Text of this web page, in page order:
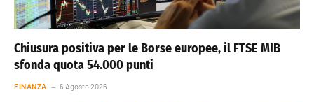
Chiusura positiva per le Borse europee, il FTSE MIB
sfonda quota 54.000 punti
FINANZA 6 Agosto 2026